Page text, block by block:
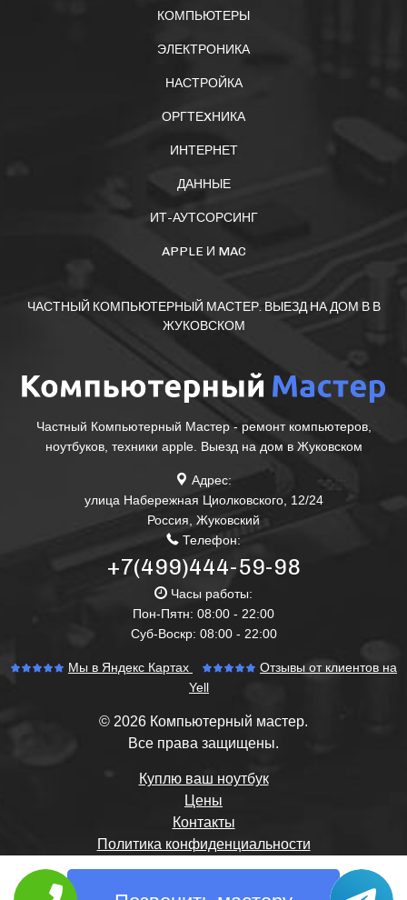
КОМПЬЮТЕРЫ
ЭЛЕКТРОНИКА
НАСТРОЙКА
ОРГТЕXНИКА
ИНТЕРНЕТ
ДАННЫЕ
ИТ-АУТСОРСИНГ
APPLE И MAC
ЧАСТНЫЙ КОМПЬЮТЕРНЫЙ МАСТЕР. ВЫЕЗД НА ДОМ В В
ЖУКОВСКОМ
Частный Компьютерный Мастер - ремонт компьютеров,
ноутбуков, техники apple. Выезд на дом в Жуковском
Адрес:
улица Набережная Циолковского, 12/24
Россия, Жуковский
Телефон:
+7(499)444-59-98
Часы работы:
Пон-Пятн: 08:00 - 22:00
Суб-Воскр: 08:00 - 22:00
Мы в Яндекс Картах
Отзывы от клиентов на
Yell
© 2026 Компьютерный мастер.
Все права защищены.
Куплю ваш ноутбук
Цены
Контакты
Политика конфиденциальности